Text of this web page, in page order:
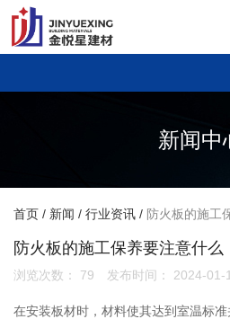
新闻中
首页 / 新闻 / 行业资讯 / 防火板的施工
防火板的施工保养要注意什么
浏览次数： 79 发布时间： 2024-01-
在安装板材时，材料使其达到室温标